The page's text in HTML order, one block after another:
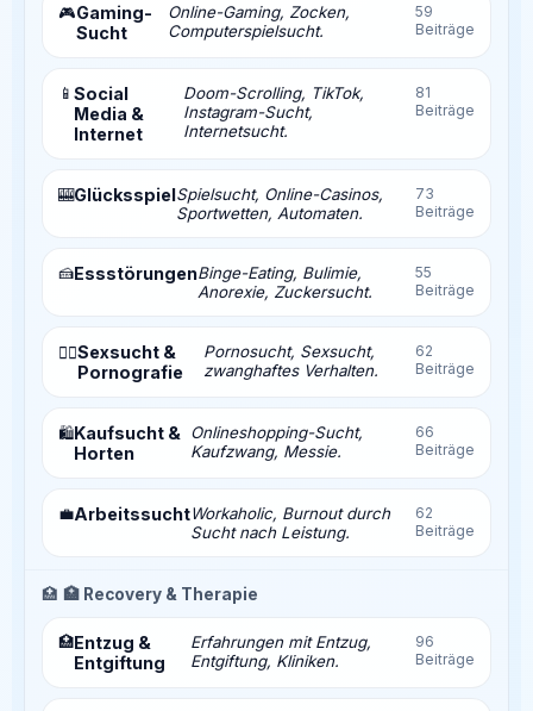
🎮Gaming-
Sucht
Online-Gaming, Zocken,
Computerspielsucht.
59
Beiträge
📱 Social
Media &
Internet
Doom-Scrolling, TikTok,
Instagram-Sucht,
Internetsucht.
81
Beiträge
🎰GlücksspielSpielsucht, Online-Casinos,
Sportwetten, Automaten.
73
Beiträge
🍰EssstörungenBinge-Eating, Bulimie,
Anorexie, Zuckersucht.
55
Beiträge
❤️‍🔥Sexsucht &
Pornografie
Pornosucht, Sexsucht,
zwanghaftes Verhalten.
62
Beiträge
🛍️Kaufsucht &
Horten
Onlineshopping-Sucht,
Kaufzwang, Messie.
66
Beiträge
💼ArbeitssuchtWorkaholic, Burnout durch
Sucht nach Leistung.
62
Beiträge
🏥 🏥 Recovery & Therapie
🏥Entzug &
Entgiftung
Erfahrungen mit Entzug,
Entgiftung, Kliniken.
96
Beiträge